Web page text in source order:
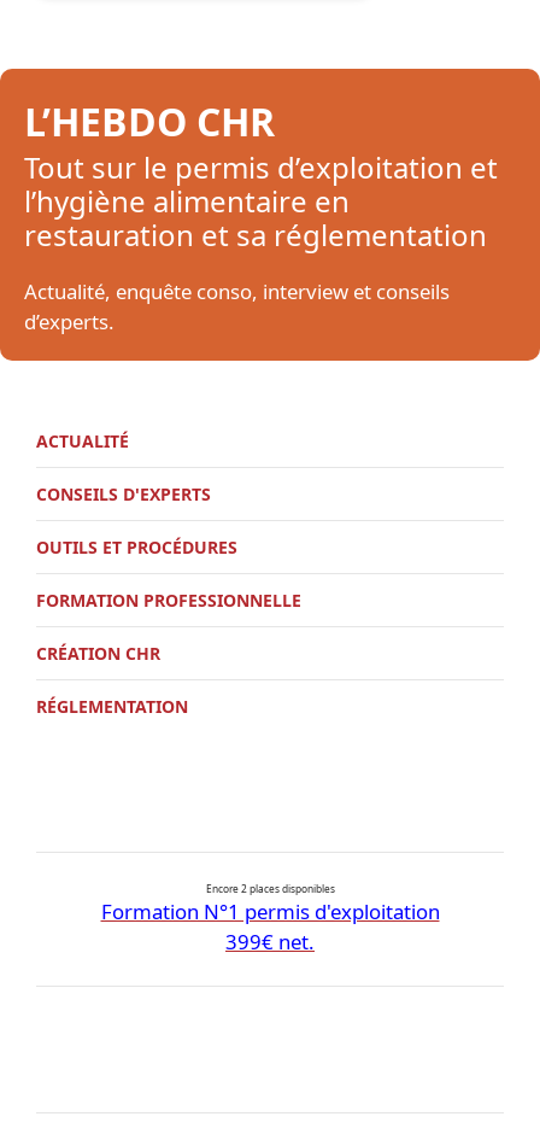
L’HEBDO CHR
Tout sur le permis d’exploitation et
l’hygiène alimentaire en
restauration et sa réglementation
Actualité, enquête conso, interview et conseils
d’experts.
ACTUALITÉ
CONSEILS D'EXPERTS
OUTILS ET PROCÉDURES
FORMATION PROFESSIONNELLE
CRÉATION CHR
RÉGLEMENTATION
Encore 2 places disponibles
Formation N°1 permis d'exploitation
399€ net.